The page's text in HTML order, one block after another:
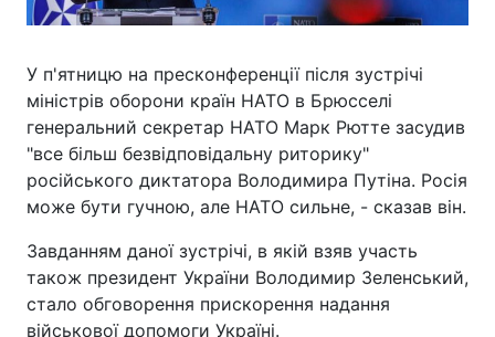
У п'ятницю на пресконференції після зустрічі
міністрів оборони країн НАТО в Брюсселі
генеральний секретар НАТО Марк Рютте засудив
"все більш безвідповідальну риторику"
російського диктатора Володимира Путіна. Росія
може бути гучною, але НАТО сильне, - сказав він.
Завданням даної зустрічі, в якій взяв участь
також президент України Володимир Зеленський,
стало обговорення прискорення надання
військової допомоги Україні.